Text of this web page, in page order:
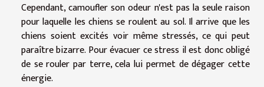
Cependant, camoufler son odeur n'est pas la seule raison
pour laquelle les chiens se roulent au sol. Il arrive que les
chiens soient excités voir même stressés, ce qui peut
paraître bizarre. Pour évacuer ce stress il est donc obligé
de se rouler par terre, cela lui permet de dégager cette
énergie.